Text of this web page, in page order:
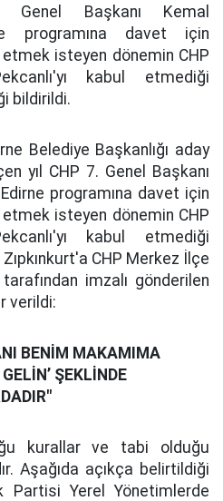
Başkanı Kemal
programına davet için
isteyen dönemin CHP
kabul etmediği
bildirildi.
Belediye Başkanlığı aday
yıl CHP 7. Genel Başkanı
programına davet için
isteyen dönemin CHP
kabul etmediği
CHP Merkez İlçe
imzalı gönderilen
verildi:
BENİM MAKAMIMA
ŞEKLİNDE
kurallar ve tabi olduğu
Aşağıda açıkça belirtildiği
Partisi Yerel Yönetimlerde